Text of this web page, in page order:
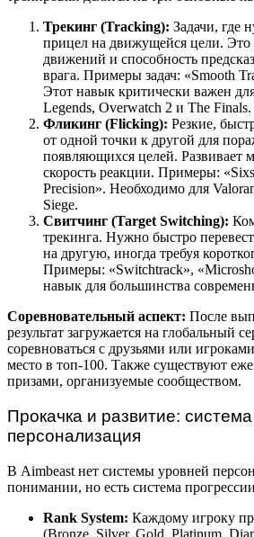
Трекинг (Tracking): Задачи, где
прицел на движущейся цели. Это
движений и способность
врага. Примеры задач: «Smooth
Этот навык критически важен
Legends, Overwatch 2 и The Finals.
Фликинг (Flicking): Резкие,
от одной точки к другой для
появляющихся целей. Развивает
скорость реакции. Примеры:
Precision». Необходимо для
Siege.
Свитчинг (Target Switching):
трекинга. Нужно быстро
на другую, иногда требуя
Примеры: «Switchtrack»,
навык для большинства
Соревновательный аспект: После
результат загружается на глобальный
соревноваться с друзьями или
место в топ-100. Также существуют
призами, организуемые сообществом.
Прокачка и развитие:
персонализация
В Aimbeast нет системы уровней
понимании, но есть система
Rank System: Каждому игроку
(Bronze, Silver, Gold, Platinum,